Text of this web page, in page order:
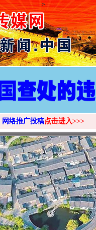
>
网络推广投稿点击进入>>>